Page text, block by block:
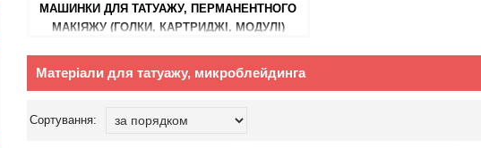
МАШИНКИ ДЛЯ ТАТУАЖУ, ПЕРМАНЕНТНОГО
МАКІЯЖУ (ГОЛКИ, КАРТРИДЖІ, МОДУЛІ)
Матеріали для татуажу, микроблейдинга